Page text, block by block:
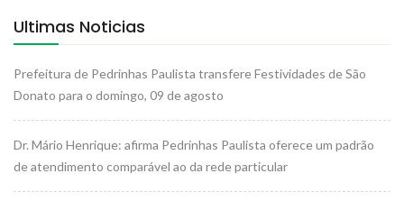
Ultimas Noticias
Prefeitura de Pedrinhas Paulista transfere Festividades de São
Donato para o domingo, 09 de agosto
Dr. Mário Henrique: afirma Pedrinhas Paulista oferece um padrão
de atendimento comparável ao da rede particular